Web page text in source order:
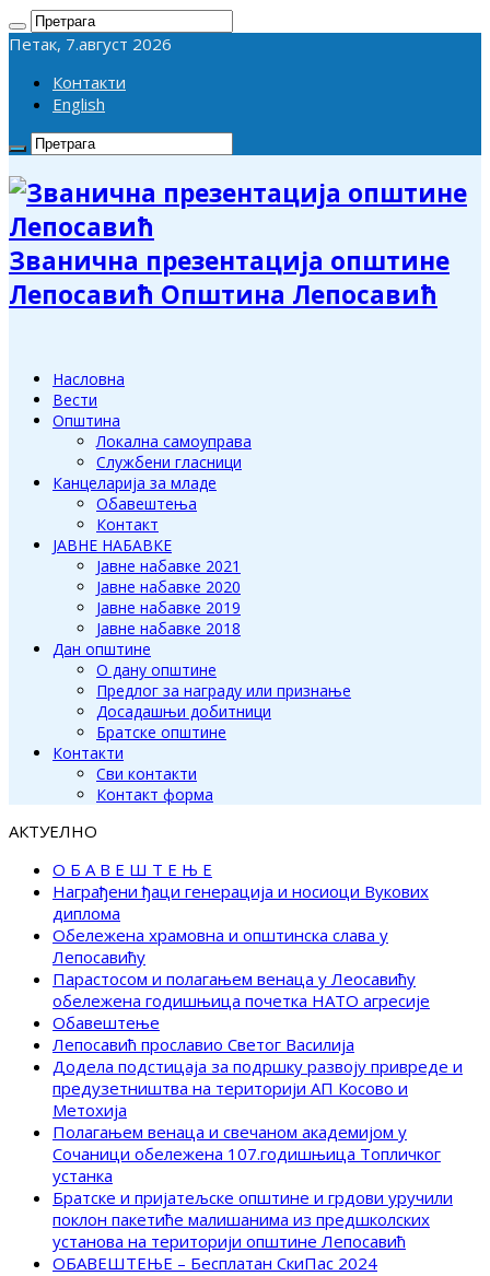
Петак, 7.август 2026
Контакти
English
Званична презентација општине
Лепосавић Општина Лепосавић
Насловна
Вести
Општина
Локална самоуправа
Службени гласници
Канцеларија за младе
Обавештења
Контакт
ЈАВНЕ НАБАВКЕ
Јавне набавке 2021
Јавне набавке 2020
Јавне набавке 2019
Јавне набавке 2018
Дан општине
О дану општине
Предлог за награду или признање
Досадашњи добитници
Братске општине
Контакти
Сви контакти
Контакт форма
АКТУЕЛНО
О Б А В Е Ш Т Е Њ Е
Награђени ђаци генерација и носиоци Вукових
диплома
Обележена храмовна и општинска слава у
Лепосавићу
Парастосом и полагањем венаца у Леосавићу
обележена годишњица почетка НАТО агресије
Обавештење
Лепосавић прославио Светог Василија
Додела подстицаја за подршку развоју привреде и
предузетништва на територији АП Косово и
Метохија
Полагањем венаца и свечаном академијом у
Сочаници обележена 107.годишњица Топличког
устанка
Братске и пријатељске општине и грдови уручили
поклон пакетиће малишанима из предшколских
установа на територији општине Лепосавић
ОБАВЕШТЕЊЕ – Бесплатан СкиПас 2024